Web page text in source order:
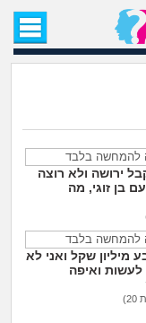
עניין
כאן?
ירושה ולא רוצה
בן זוגי, מה
מיליון שקל ואני לא
לעשות ואיפה